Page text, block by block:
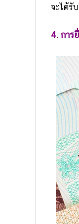
จะได้รั
4. การ